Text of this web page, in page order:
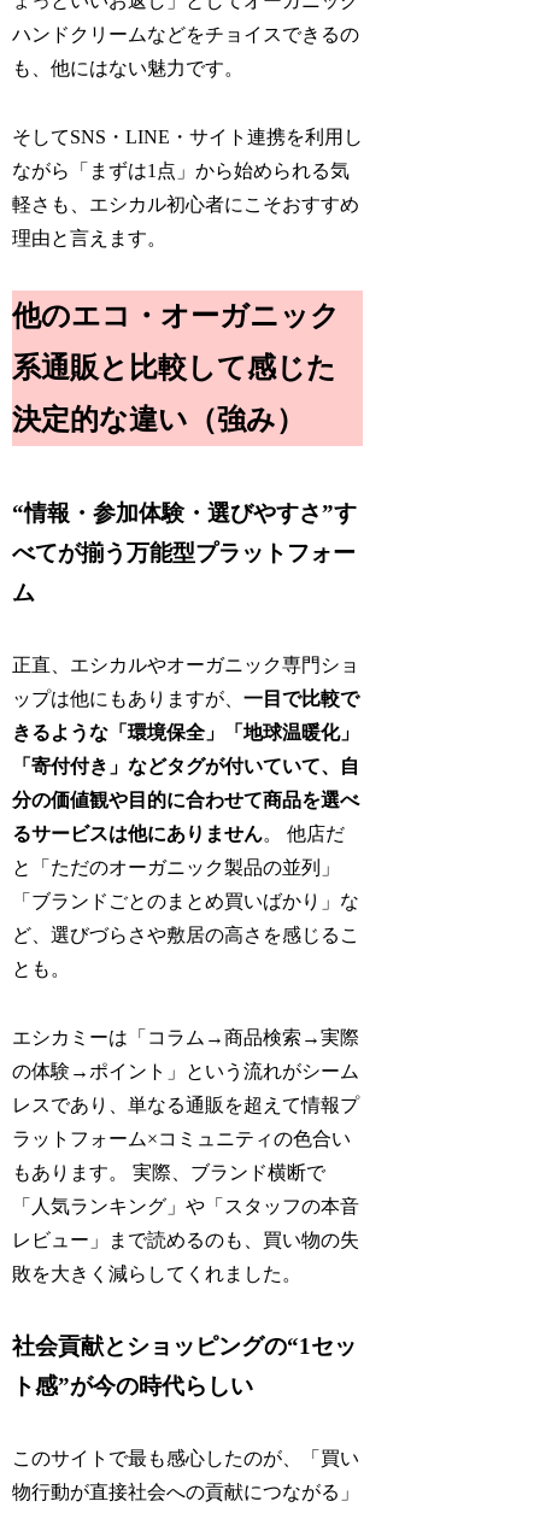
ハンドクリームなどをチョイスできるの
も、他にはない魅力です。
そしてSNS・LINE・サイト連携を利用し
ながら「まずは1点」から始められる気
軽さも、エシカル初心者にこそおすすめ
理由と言えます。
他のエコ・オーガニック
系通販と比較して感じた
決定的な違い（強み）
“情報・参加体験・選びやすさ”す
べてが揃う万能型プラットフォー
ム
正直、エシカルやオーガニック専門ショ
ップは他にもありますが、一目で比較で
きるような「環境保全」「地球温暖化」
「寄付付き」などタグが付いていて、自
分の価値観や目的に合わせて商品を選べ
るサービスは他にありません。 他店だ
と「ただのオーガニック製品の並列」
「ブランドごとのまとめ買いばかり」な
ど、選びづらさや敷居の高さを感じるこ
とも。
エシカミーは「コラム→商品検索→実際
の体験→ポイント」という流れがシーム
レスであり、単なる通販を超えて情報プ
ラットフォーム×コミュニティの色合い
もあります。 実際、ブランド横断で
「人気ランキング」や「スタッフの本音
レビュー」まで読めるのも、買い物の失
敗を大きく減らしてくれました。
社会貢献とショッピングの“1セッ
ト感”が今の時代らしい
このサイトで最も感心したのが、「買い
物行動が直接社会への貢献につながる」